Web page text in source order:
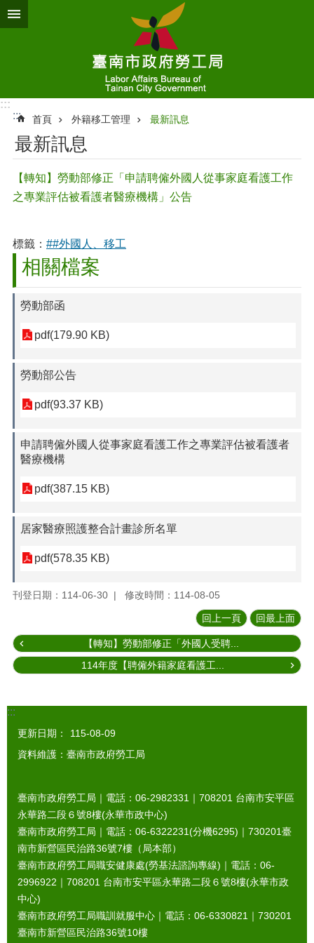
跳到主要內容區塊
:::
:::
首頁 外籍移工管理 最新訊息
最新訊息
【轉知】勞動部修正「申請聘僱外國人從事家庭看護工作
之專業評估被看護者醫療機構」公告
標籤： ##外國人、移工
相關檔案
勞動部函
pdf(179.90 KB)
勞動部公告
pdf(93.37 KB)
申請聘僱外國人從事家庭看護工作之專業評估被看護者
醫療機構
pdf(387.15 KB)
居家醫療照護整合計畫診所名單
pdf(578.35 KB)
刊登日期：114-06-30 修改時間：114-08-05
回上一頁 回最上面
【轉知】勞動部修正「外國人受聘...
114年度【聘僱外籍家庭看護工...
:::
更新日期：
115-08-09
資料維護：臺南市政府勞工局
臺南市政府勞工局｜電話：06-2982331｜ 708201 台南市安平區
永華路二段６號8樓(永華市政中心)
臺南市政府勞工局｜電話：06-6322231(分機6295)｜ 730201臺
南市新營區民治路36號7樓（局本部）
臺南市政府勞工局職安健康處(勞基法諮詢專線)｜電話：06-
2996922｜ 708201 台南市安平區永華路二段６號8樓(永華市政
中心)
臺南市政府勞工局職訓就服中心｜電話：06-6330821｜ 730201
臺南市新營區民治路36號10樓